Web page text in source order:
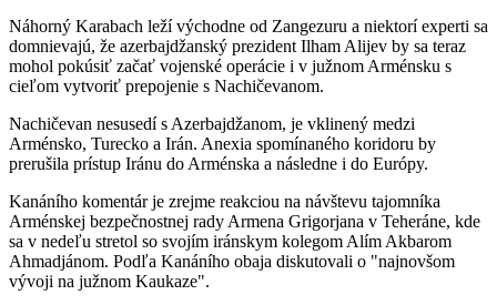
Náhorný Karabach leží východne od Zangezuru a niektorí experti sa
domnievajú, že azerbajdžanský prezident Ilham Alijev by sa teraz
mohol pokúsiť začať vojenské operácie i v južnom Arménsku s
cieľom vytvoriť prepojenie s Nachičevanom.
Nachičevan nesusedí s Azerbajdžanom, je vklinený medzi
Arménsko, Turecko a Irán. Anexia spomínaného koridoru by
prerušila prístup Iránu do Arménska a následne i do Európy.
Kanáního komentár je zrejme reakciou na návštevu tajomníka
Arménskej bezpečnostnej rady Armena Grigorjana v Teheráne, kde
sa v nedeľu stretol so svojím iránskym kolegom Alím Akbarom
Ahmadjánom. Podľa Kanáního obaja diskutovali o "najnovšom
vývoji na južnom Kaukaze".